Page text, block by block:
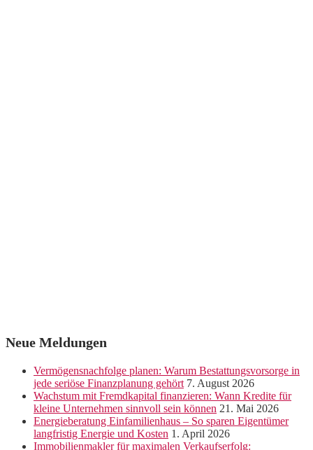
Neue Meldungen
Vermögensnachfolge planen: Warum Bestattungsvorsorge in
jede seriöse Finanzplanung gehört 7. August 2026
Wachstum mit Fremdkapital finanzieren: Wann Kredite für
kleine Unternehmen sinnvoll sein können 21. Mai 2026
Energieberatung Einfamilienhaus – So sparen Eigentümer
langfristig Energie und Kosten 1. April 2026
Immobilienmakler für maximalen Verkaufserfolg: